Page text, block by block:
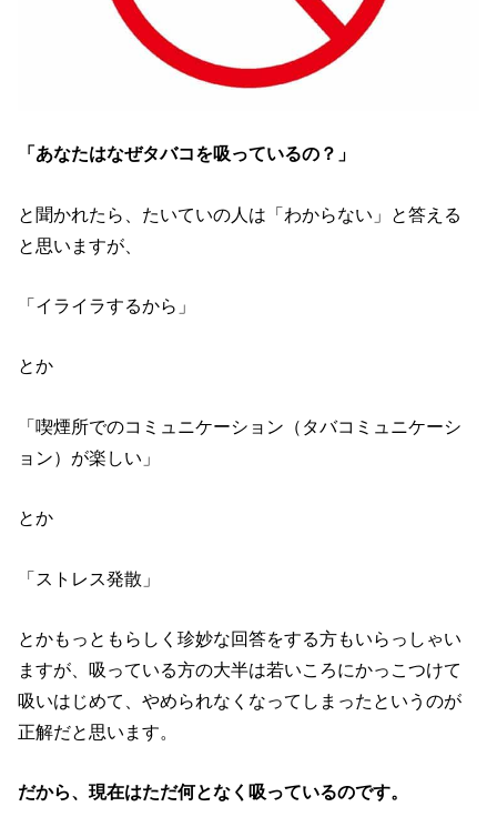
「あなたはなぜタバコを吸っているの？」
と聞かれたら、たいていの人は「わからない」と答える
と思いますが、
「イライラするから」
とか
「喫煙所でのコミュニケーション（タバコミュニケーシ
ョン）が楽しい」
とか
「ストレス発散」
とかもっともらしく珍妙な回答をする方もいらっしゃい
ますが、吸っている方の大半は若いころにかっこつけて
吸いはじめて、やめられなくなってしまったというのが
正解だと思います。
だから、現在はただ何となく吸っているのです。